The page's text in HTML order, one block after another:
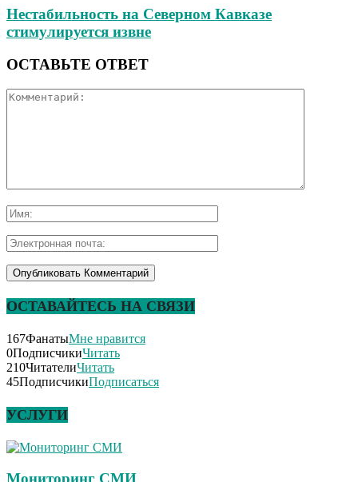
Нестабильность на Северном Кавказе
стимулируется извне
ОСТАВЬТЕ ОТВЕТ
ОСТАВАЙТЕСЬ НА СВЯЗИ
167ФанатыМне нравится
0ПодписчикиЧитать
210ЧитателиЧитать
45ПодписчикиПодписаться
УСЛУГИ
Мониторинг СМИ